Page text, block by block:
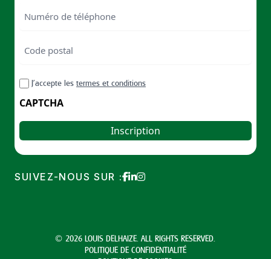
de
postal
postal
RGPDJ’accepte les termes et conditions
CAPTCHA
SUIVEZ-NOUS SUR :
© 2026 LOUIS DELHAIZE. ALL RIGHTS RESERVED.
POLITIQUE DE CONFIDENTIALITÉ